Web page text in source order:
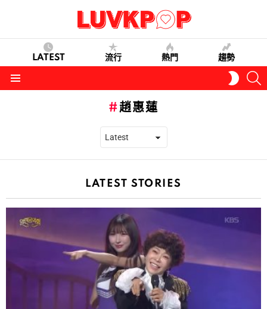
LATEST 流行 熱門 趨勢
SKIN
趙惠蓮
LATEST STORIES